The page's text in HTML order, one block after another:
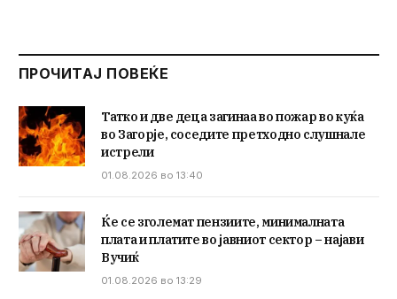
ПРОЧИТАЈ ПОВЕЌЕ
Татко и две деца загинаа во пожар во куќа
во Загорје, соседите претходно слушнале
истрели
01.08.2026 во 13:40
Ќе се зголемат пензиите, минималната
плата и платите во јавниот сектор – најави
Вучиќ
01.08.2026 во 13:29